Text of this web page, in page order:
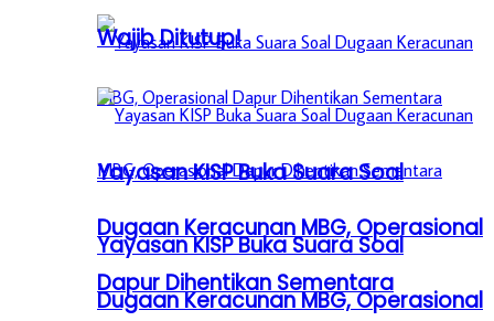
Yayasan KISP Buka Suara Soal
Dugaan Keracunan MBG, Operasional
Dapur Dihentikan Sementara
Wajib Ditutup!
Yayasan KISP Buka Suara Soal
Dugaan Keracunan MBG, Operasional